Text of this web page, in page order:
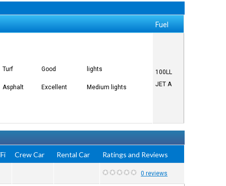
Fuel
Turf Good lights
Asphalt Excellent Medium lights
100LL
JET A
Crew Car Rental Car Ratings and Reviews
0 reviews